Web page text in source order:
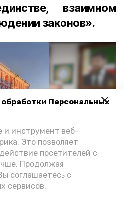
Персональных
и инструмент веб-
Это позволяет
посетителей с
Продолжая
соглашаетесь с
сервисов.
взаимном
законов».
Play
Video
службы и информации
АО